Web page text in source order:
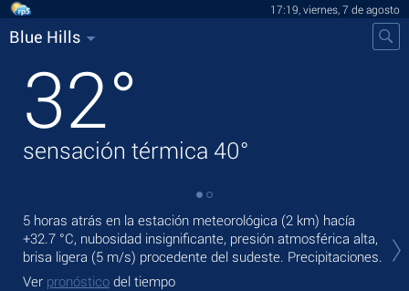
17:19, viernes, 7 de agosto
Blue Hills
32°
sensación térmica 40°
5 horas atrás en la estación meteorológica (2 km) hacía
+32.7 °C, nubosidad insignificante, presión atmosférica alta,
brisa ligera (5 m/s) procedente del sudeste. Precipitaciones.
Ver pronóstico del tiempo